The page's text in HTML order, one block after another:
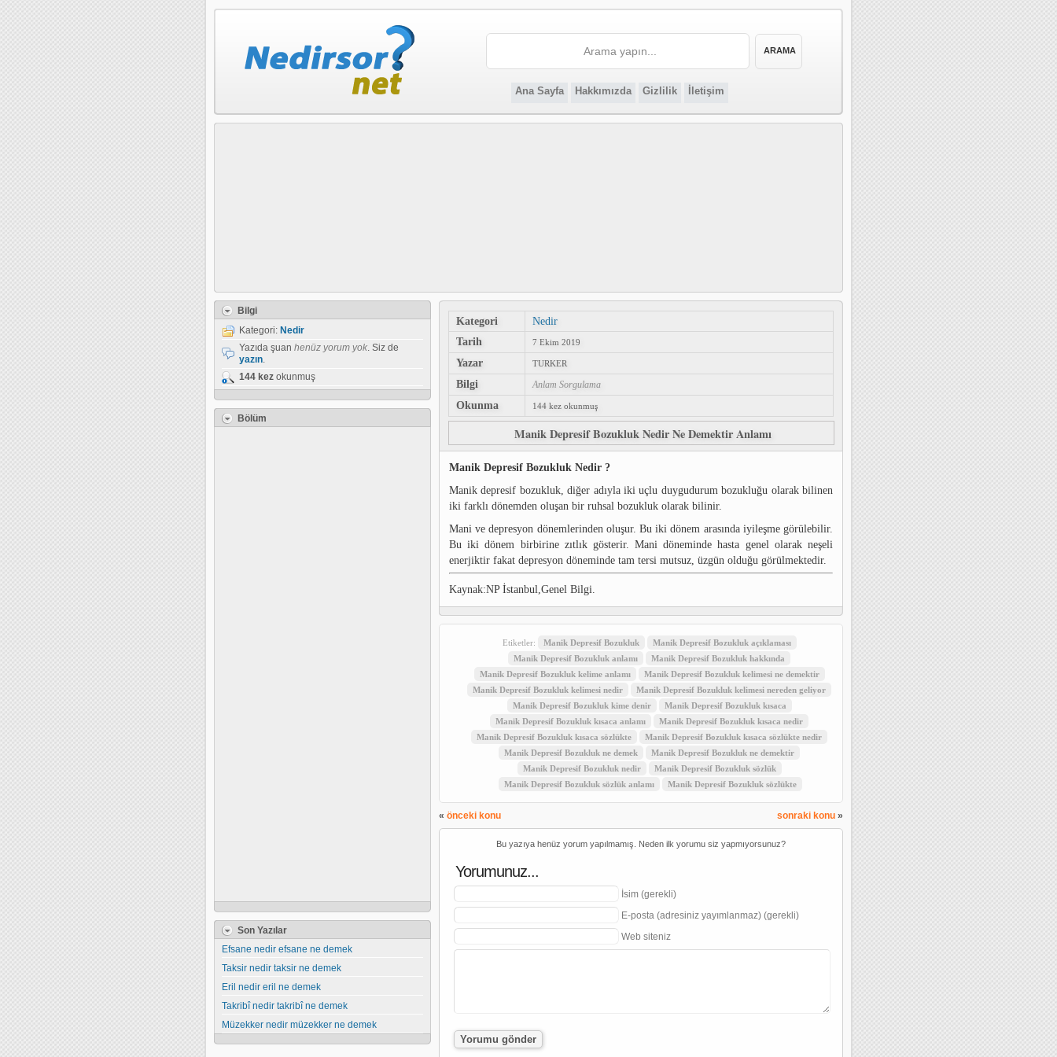
Ana Sayfa Hakkımızda Gizlilik İletişim
Kategori
Nedir
Tarih
7 Ekim 2019
Yazar TURKER
Bilgi Anlam Sorgulama
Okunma 144 kez okunmuş
Manik Depresif Bozukluk Nedir Ne Demektir Anlamı
Manik Depresif Bozukluk Nedir ?
Manik depresif bozukluk, diğer adıyla iki uçlu duygudurum bozukluğu olarak bilinen
iki farklı dönemden oluşan bir ruhsal bozukluk olarak bilinir.
Mani ve depresyon dönemlerinden oluşur. Bu iki dönem arasında iyileşme görülebilir.
Bu iki dönem birbirine zıtlık gösterir. Mani döneminde hasta genel olarak neşeli
enerjiktir fakat depresyon döneminde tam tersi mutsuz, üzgün olduğu görülmektedir.
Kaynak:NP İstanbul,Genel Bilgi.
Etiketler: Manik Depresif Bozukluk
Manik Depresif Bozukluk açıklaması
Manik Depresif Bozukluk anlamı
Manik Depresif Bozukluk hakkında
Manik Depresif Bozukluk kelime anlamı
Manik Depresif Bozukluk kelimesi ne demektir
Manik Depresif Bozukluk kelimesi nedir
Manik Depresif Bozukluk kelimesi nereden geliyor
Manik Depresif Bozukluk kime denir
Manik Depresif Bozukluk kısaca
Manik Depresif Bozukluk kısaca anlamı
Manik Depresif Bozukluk kısaca nedir
Manik Depresif Bozukluk kısaca sözlükte
Manik Depresif Bozukluk kısaca sözlükte nedir
Manik Depresif Bozukluk ne demek
Manik Depresif Bozukluk ne demektir
Manik Depresif Bozukluk nedir
Manik Depresif Bozukluk sözlük
Manik Depresif Bozukluk sözlük anlamı
Manik Depresif Bozukluk sözlükte
« önceki konu sonraki konu »
Bu yazıya henüz yorum yapılmamış. Neden ilk yorumu siz yapmıyorsunuz?
Yorumunuz...
İsim (gerekli)
E-posta (adresiniz yayımlanmaz) (gerekli)
Web siteniz
Bilgi
Kategori: Nedir
Yazıda şuan henüz yorum yok. Siz de
yazın.
144 kez okunmuş
Bölüm
Son Yazılar
Efsane nedir efsane ne demek
Taksir nedir taksir ne demek
Eril nedir eril ne demek
Takribî nedir takribî ne demek
Müzekker nedir müzekker ne demek